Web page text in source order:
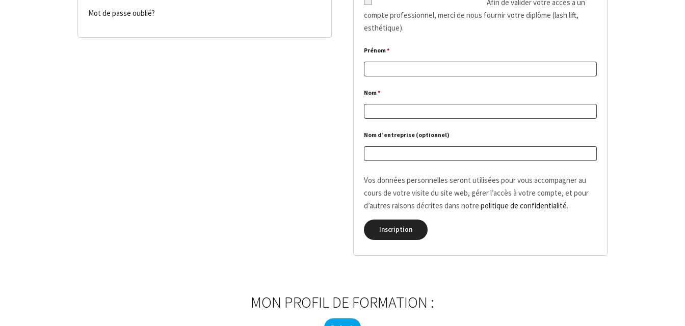
Mot de passe oublié?
Afin de valider votre accès à un
compte professionnel, merci de nous fournir votre diplôme (lash lift,
esthétique).
Prénom*
Nom*
Nom d’entreprise (optionnel)
Vos données personnelles seront utilisées pour vous accompagner au
cours de votre visite du site web, gérer l’accès à votre compte, et pour
d’autres raisons décrites dans notre politique de confidentialité.
Inscription
MON PROFIL DE FORMATION :